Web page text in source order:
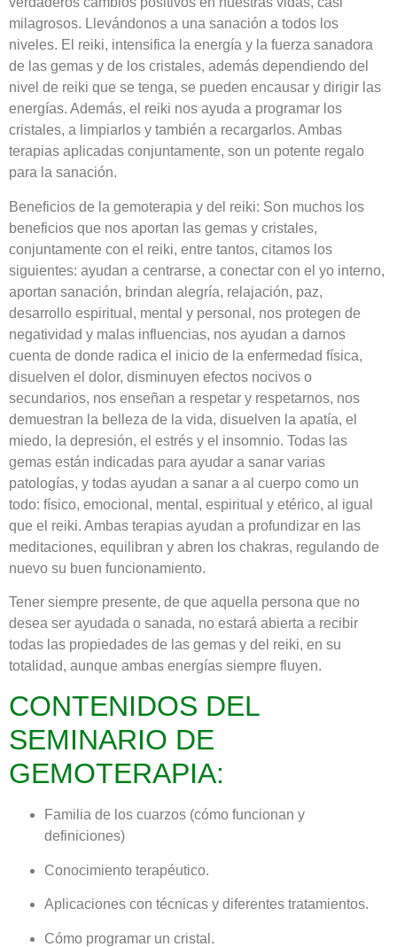
milagrosos. Llevándonos a una sanación a todos los
niveles. El reiki, intensifica la energía y la fuerza sanadora
de las gemas y de los cristales, además dependiendo del
nivel de reiki que se tenga, se pueden encausar y dirigir las
energías. Además, el reiki nos ayuda a programar los
cristales, a limpiarlos y también a recargarlos. Ambas
terapias aplicadas conjuntamente, son un potente regalo
para la sanación.
Beneficios de la gemoterapia y del reiki: Son muchos los
beneficios que nos aportan las gemas y cristales,
conjuntamente con el reiki, entre tantos, citamos los
siguientes: ayudan a centrarse, a conectar con el yo interno,
aportan sanación, brindan alegría, relajación, paz,
desarrollo espiritual, mental y personal, nos protegen de
negatividad y malas influencias, nos ayudan a darnos
cuenta de donde radica el inicio de la enfermedad física,
disuelven el dolor, disminuyen efectos nocivos o
secundarios, nos enseñan a respetar y respetarnos, nos
demuestran la belleza de la vida, disuelven la apatía, el
miedo, la depresión, el estrés y el insomnio. Todas las
gemas están indicadas para ayudar a sanar varias
patologías, y todas ayudan a sanar a al cuerpo como un
todo: físico, emocional, mental, espiritual y etérico, al igual
que el reiki. Ambas terapias ayudan a profundizar en las
meditaciones, equilibran y abren los chakras, regulando de
nuevo su buen funcionamiento.
Tener siempre presente, de que aquella persona que no
desea ser ayudada o sanada, no estará abierta a recibir
todas las propiedades de las gemas y del reiki, en su
totalidad, aunque ambas energías siempre fluyen.
CONTENIDOS DEL
SEMINARIO DE
GEMOTERAPIA:
Familia de los cuarzos (cómo funcionan y
definiciones)
Conocimiento terapéutico.
Aplicaciones con técnicas y diferentes tratamientos.
Cómo programar un cristal.